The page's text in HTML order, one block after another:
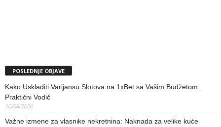
POSLEDNJE OBJAVE
Kako Uskladiti Varijansu Slotova na 1xBet sa Vašim Budžetom:
Praktični Vodič
10/08/2026
Važne izmene za vlasnike nekretnina: Naknada za velike kuće